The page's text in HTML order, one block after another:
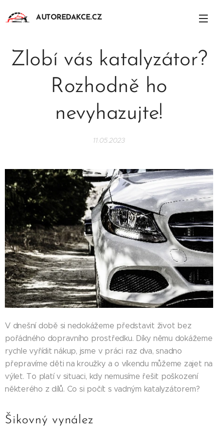
AUTOREDAKCE.CZ
Zlobí vás katalyzátor?
Rozhodně ho
nevyhazujte!
11.05.2023
V dnešní době si nedokážeme představit život bez
pořádného dopravního prostředku. Díky němu dokážeme
rychle vyřídit nákup, jsme v práci raz dva, snadno
přepravíme děti na kroužky a o víkendu můžeme zajet na
výlet. To platí v situaci, kdy nemusíme řešit poškození
některého z dílů. Co si počít s vadným katalyzátorem?
Šikovný vynález